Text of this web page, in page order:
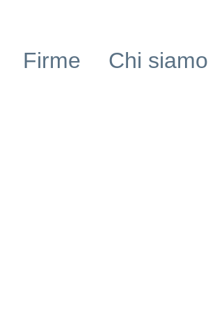
Firme Chi siamo